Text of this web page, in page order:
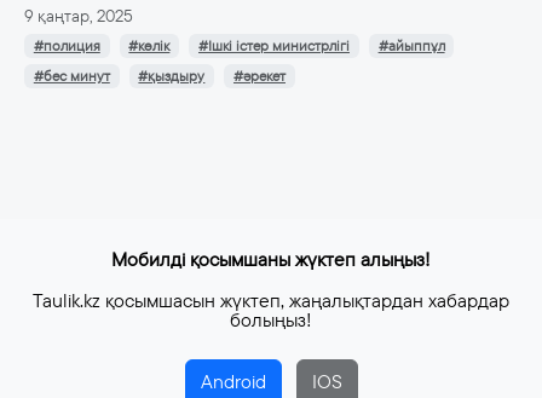
9 қаңтар, 2025
#полиция #көлік #Ішкі істер министрлігі
#айыппұл
#бес минут
#қыздыру #әрекет
Мобилді қосымшаны жүктеп алыңыз!
Taulik.kz қосымшасын жүктеп, жаңалықтардан хабардар
болыңыз!
Android IOS